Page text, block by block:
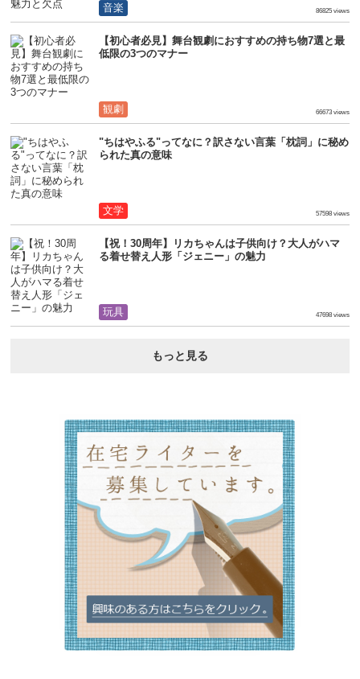
音楽 86825 views
【初心者必見】舞台観劇におすすめの持ち物7選と最
低限の3つのマナー
観劇 66673 views
"ちはやふる"ってなに？訳さない言葉「枕詞」に秘め
られた真の意味
文学 57598 views
【祝！30周年】リカちゃんは子供向け？大人がハマ
る着せ替え人形「ジェニー」の魅力
玩具 47698 views
もっと見る